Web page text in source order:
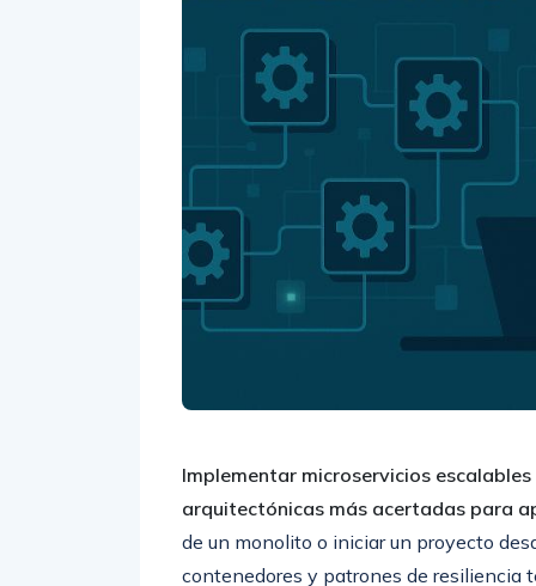
Implementar microservicios
arquitectónicas más acertadas para
de un monolito o iniciar un proyecto
contenedores y patrones de resiliencia